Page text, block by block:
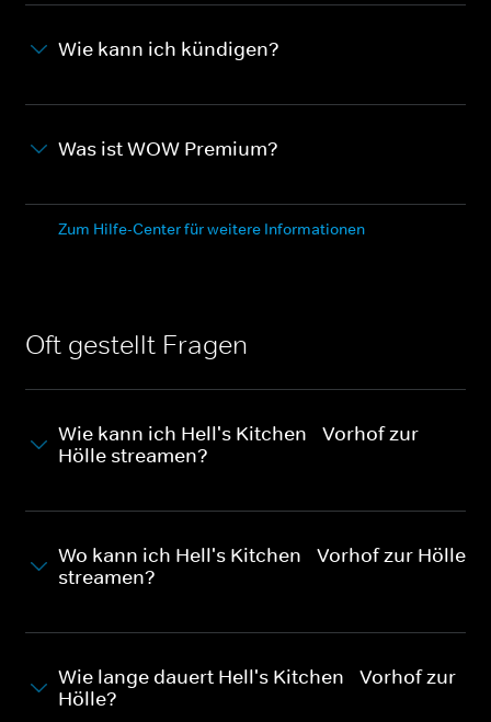
Wie kann ich kündigen?
Was ist WOW Premium?
Zum Hilfe-Center für weitere Informationen
Oft gestellt Fragen
Wie kann ich Hell's Kitchen - Vorhof zur
Hölle streamen?
Wo kann ich Hell's Kitchen - Vorhof zur Hölle
streamen?
Wie lange dauert Hell's Kitchen - Vorhof zur
Hölle?